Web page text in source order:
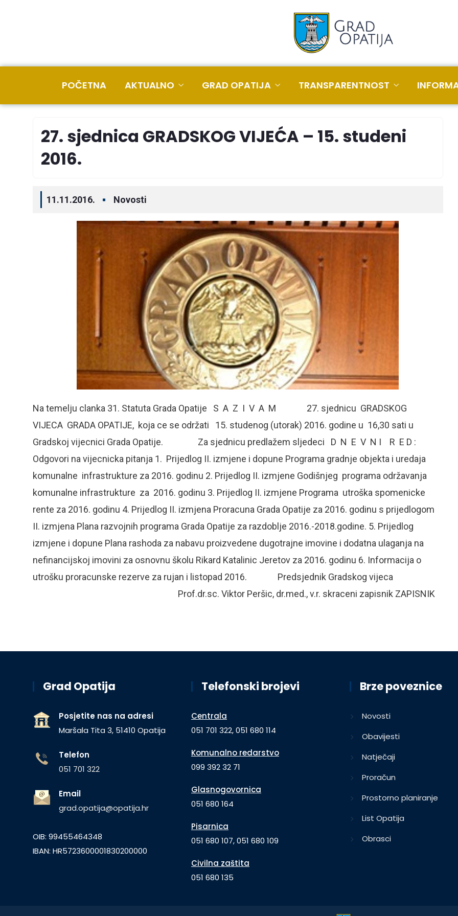
POČETNA AKTUALNO GRAD OPATIJA TRANSPARENTNOST
27. sjednica GRADSKOG VIJEĆA – 15. studeni
2016.
11.11.2016. Novosti
Na temelju clanka 31. Statuta Grada Opatije S A Z I V A M 27. sjednicu GRADSKOG
VIJECA GRADA OPATIJE, koja ce se održati 15. studenog (utorak) 2016. godine u 16,30 sati u
Gradskoj vijecnici Grada Opatije. Za sjednicu predlažem sljedeci D N E V N I R E D :
Odgovori na vijecnicka pitanja 1. Prijedlog II. izmjene i dopune Programa gradnje objekta i uredaja
komunalne infrastrukture za 2016. godinu 2. Prijedlog II. izmjene Godišnjeg programa održavanja
komunalne infrastrukture za 2016. godinu 3. Prijedlog II. izmjene Programa utroška spomenicke
rente za 2016. godinu 4. Prijedlog II. izmjena Proracuna Grada Opatije za 2016. godinu s prijedlogom
II. izmjena Plana razvojnih programa Grada Opatije za razdoblje 2016.-2018.godine. 5. Prijedlog
izmjene i dopune Plana rashoda za nabavu proizvedene dugotrajne imovine i dodatna ulaganja na
nefinancijskoj imovini za osnovnu školu Rikard Katalinic Jeretov za 2016. godinu 6. Informacija o
utrošku proracunske rezerve za rujan i listopad 2016. Predsjednik Gradskog vijeca
Prof.dr.sc. Viktor Peršic, dr.med., v.r. skraceni zapisnik ZAPISNIK
Grad Opatija
Posjetite nas na adresi
Maršala Tita 3, 51410 Opatija
Telefon
051 701 322
Email
grad.opatija@opatija.hr
OIB: 99455464348
IBAN: HR5723600001830200000
Telefonski brojevi
Centrala
051 701 322, 051 680 114
Komunalno redarstvo
099 392 32 71
Glasnogovornica
051 680 164
Pisarnica
051 680 107, 051 680 109
Civilna zaštita
051 680 135
Brze poveznice
Novosti
Obavijesti
Natječaji
Proračun
Prostorno planiranje
List Opatija
Obrasci